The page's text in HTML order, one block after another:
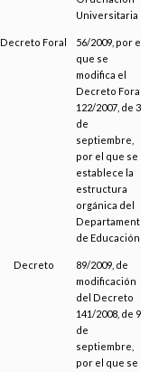
Universitaria
Decreto Foral
56/2009, por el
que se
modifica el
Decreto Foral
122/2007, de 3
de
septiembre,
por el que se
establece la
estructura
orgánica del
Departamento
de Educación
Decreto
89/2009, de
modificación
del Decreto
141/2008, de 9
de
septiembre,
por el que se